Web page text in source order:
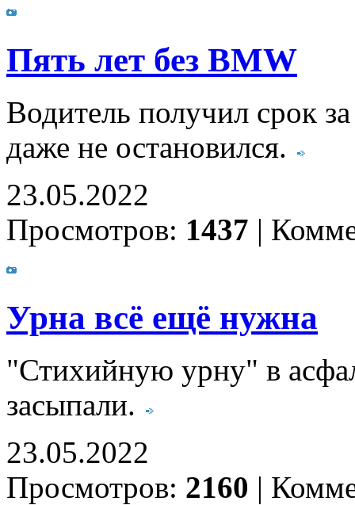
Пять лет без BMW
Водитель получил срок
даже не остановился.
23.05.2022
Просмотров: 1437 |
Урна всё ещё нужна
"Стихийную урну" в
засыпали.
23.05.2022
Просмотров: 2160 |